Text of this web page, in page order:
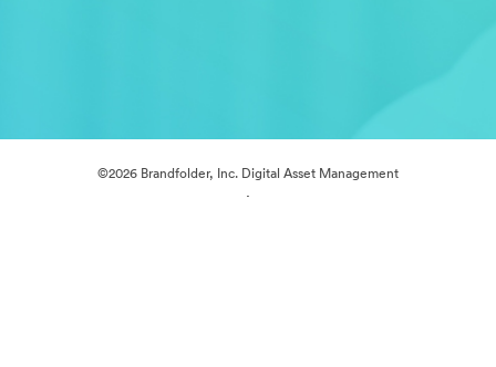
©2026 Brandfolder, Inc. Digital Asset Management
·